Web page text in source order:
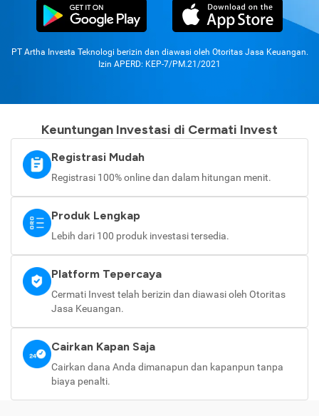
PT Artha Investa Teknologi berizin dan diawasi oleh Otoritas Jasa Keuangan.
Izin APERD: KEP-7/PM.21/2021
Keuntungan Investasi di Cermati Invest
Registrasi Mudah
Registrasi 100% online dan dalam hitungan menit.
Produk Lengkap
Lebih dari 100 produk investasi tersedia.
Platform Tepercaya
Cermati Invest telah berizin dan diawasi oleh Otoritas
Jasa Keuangan.
Cairkan Kapan Saja
Cairkan dana Anda dimanapun dan kapanpun tanpa
biaya penalti.